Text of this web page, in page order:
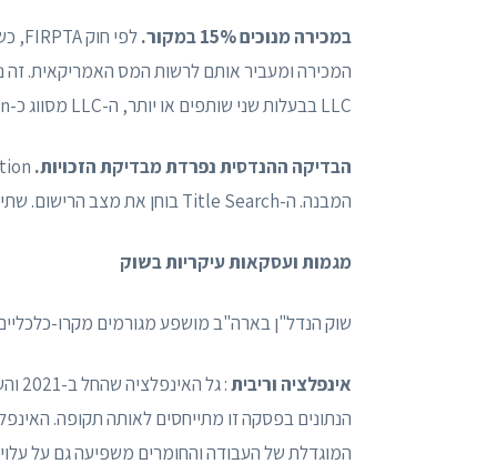
במכירה מנוכים 15% במקור.
המכירה ומעביר אותם לרשות המס האמריקאית. זה
LLC בבעלות שני שותפים או יותר, ה-LLC מסווג כ-US Person והניכוי אינו חל.
הבדיקה ההנדסית נפרדת מבדיקת הזכויות.
המבנה. ה-Title Search בוחן את מצב הרישום. שתיהן נדרשות, והן אינן מחליפות זו את זו.
מגמות ועסקאות עיקריות בשוק
שוק הנדל"ן בארה"ב מושפע מגורמים מקרו-
אינפלציה וריבית
הנתונים בפסקה זו מתייחסים לאותה תקופה.
המוגדלת של העבודה והחומרים משפיעה גם על